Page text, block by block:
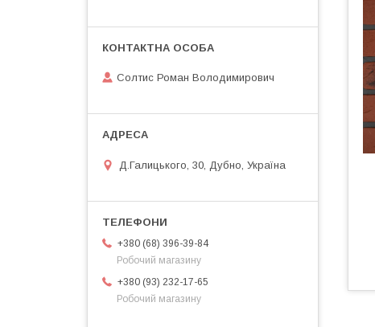
Солтис Роман Володимирович
Д.Галицького, 30, Дубно, Україна
+380 (68) 396-39-84
Робочий магазину
+380 (93) 232-17-65
Робочий магазину